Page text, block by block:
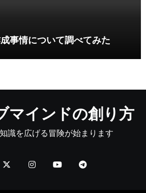
事情について調べてみた
マインドの創り方
識を広げる冒険が始まります